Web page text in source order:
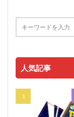
人気記事